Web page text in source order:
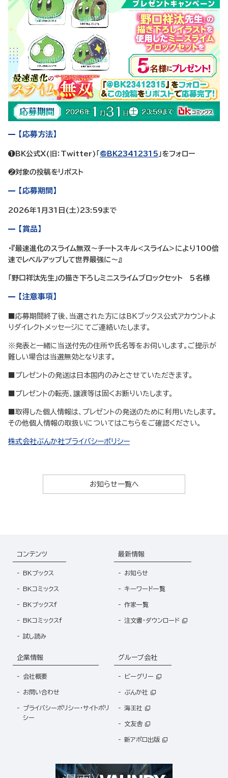
【応募方法】
❶BK公式X(旧：Twitter)「 @BK23412315 」をフォロー
❷対象の投稿をリポスト
【応募期間】
2026年1月31日(土）23:59まで
【賞品】
・『最速進化のスライム無双～チートスキル<スライム>により100倍
速でレベルアップして世界最強に～』
「野口祥汰先生」の描き下ろしミニスライムブロックセット ５名様
【注意事項】
■応募期間終了後、当選された方にはBKブックス公式アカウントよ
りダイレクトメッセージにてご連絡いたします。
※発表と一緒に当送付先の住所や氏名等をお伺いします。ご提示が
難しい場合は当選無効となります。
■プレゼントの発送は日本国内のみとさせていただきます。
■プレゼントの転売、譲渡等は固くお断りいたします。
■取得した個人情報は、プレゼントの発送のために利用いたします。
その他個人情報の取扱いについてはこちらをご確認ください。
株式会社ぶんか社プライバシーポリシー
お知らせ一覧へ
コンテンツ
BKブックス
BKコミックス
BKブックスf
BKコミックスf
試し読み
最新情報
お知らせ
キーワード一覧
作家一覧
注文書・ダウンロード
企業情報
会社概要
お問い合わせ
プライバシーポリシー・サイトポリ
シー
グループ会社
ビーグリー
ぶんか社
海王社
文友舎
新アポロ出版